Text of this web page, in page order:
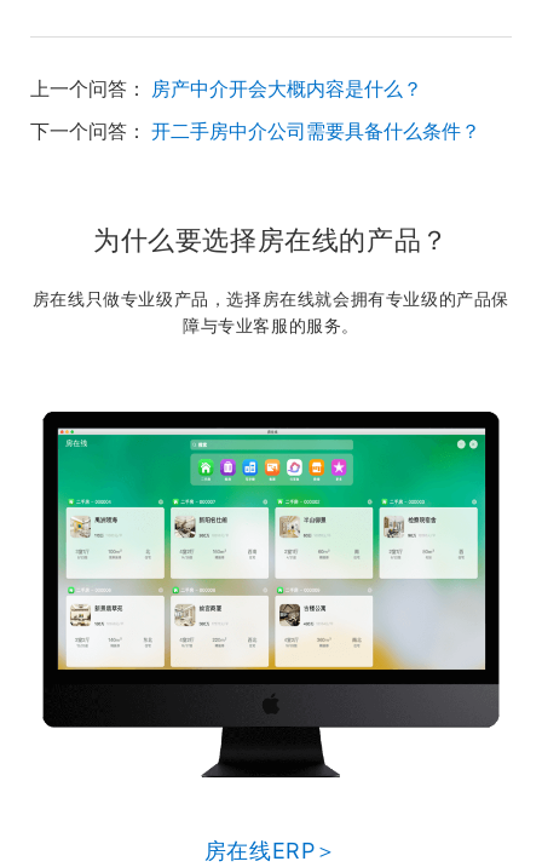
上一个问答：
房产中介开会大概内容是什么？
下一个问答： 开二手房中介公司需要具备什么条件？
为什么要选择房在线的产品？
房在线只做专业级产品，选择房在线就会拥有专业级的产品保
障与专业客服的服务。
房在线ERP＞